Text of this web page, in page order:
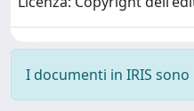
I documenti in IRIS